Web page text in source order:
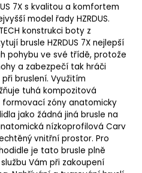
7X s kvalitou a komfortem
model řady HZRDUS.
konstrukci boty z
brusle HZRDUS 7X nejlepší
pohybu ve své třídě, protože
a zabezpečí tak hráči
bruslení. Využitím
tuhá kompozitová
zóny anatomicky
jako žádná jiná brusle na
nízkoprofilová Carv
vnitřní prostor. Pro
je tato brusle plně
Vám při zakoupení